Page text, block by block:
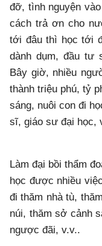
đỡ, tình nguyện
cách trả ơn cho
tới đâu thì học tới
dành dụm, đầu tư
Bây giờ, nhiều
thành triệu phú, tỷ
sáng, nuôi con đi
sĩ, giáo sư đại học,
Làm đại bồi thẩm
học được nhiều
đi thăm nhà tù,
núi, thăm sở cảnh
ngược đãi, v.v..